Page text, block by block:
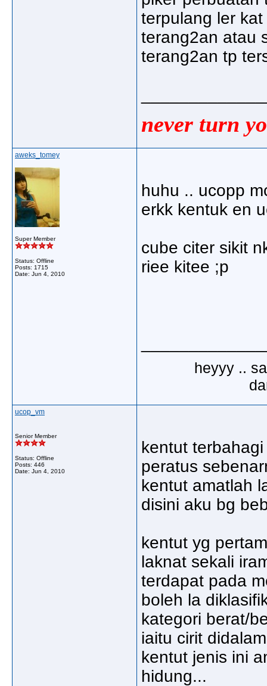
terpulang ler
terang2an atau
terang2an tp
never turn
aweks_tomey
Super Member
Status: Offline
Posts: 1715
Date: Jun 4, 2010
huhu .. ucopp
erkk kentuk en
cube citer sikit
riee kitee ;p
heyyy ..
ucop_vm
Senior Member
Status: Offline
Posts: 446
Date: Jun 4, 2010
kentut
peratus
kentut amatlah
disini aku bg
kentut yg
laknat sekali
terdapat pada
boleh la
kategori berat/
iaitu cirit
kentut jenis ini
hidung...